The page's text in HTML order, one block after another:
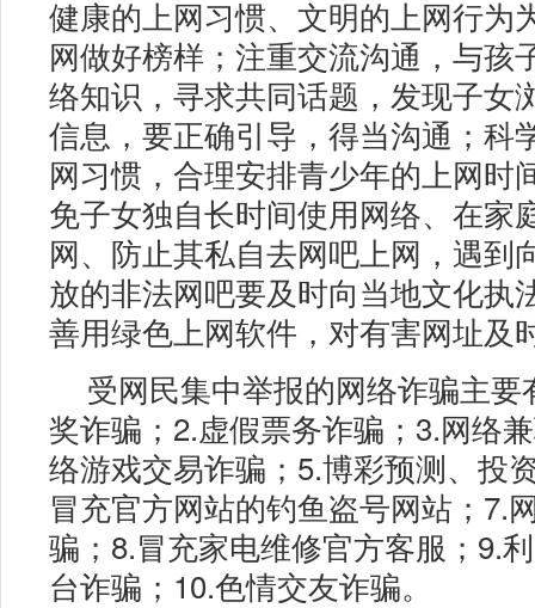
健康的上网习惯、文明的上网行为
网做好榜样；注重交流沟通，与孩
络知识，寻求共同话题，发现子女
信息，要正确引导，得当沟通；科
网习惯，合理安排青少年的上网时
免子女独自长时间使用网络、在家
网、防止其私自去网吧上网，遇到
放的非法网吧要及时向当地文化执
善用绿色上网软件，对有害网址及
受网民集中举报的网络诈骗主要
奖诈骗；2.虚假票务诈骗；3.网络
络游戏交易诈骗；5.博彩预测、投
冒充官方网站的钓鱼盗号网站；7.
骗；8.冒充家电维修官方客服；9.
台诈骗；10.色情交友诈骗。